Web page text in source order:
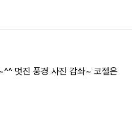
멋진 풍경 사진 감솨~ 코젤은